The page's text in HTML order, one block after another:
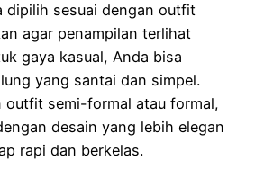
dipilih sesuai dengan outfit
agar penampilan terlihat
gaya kasual, Anda bisa
yang santai dan simpel.
outfit semi-formal atau formal,
desain yang lebih elegan
rapi dan berkelas.